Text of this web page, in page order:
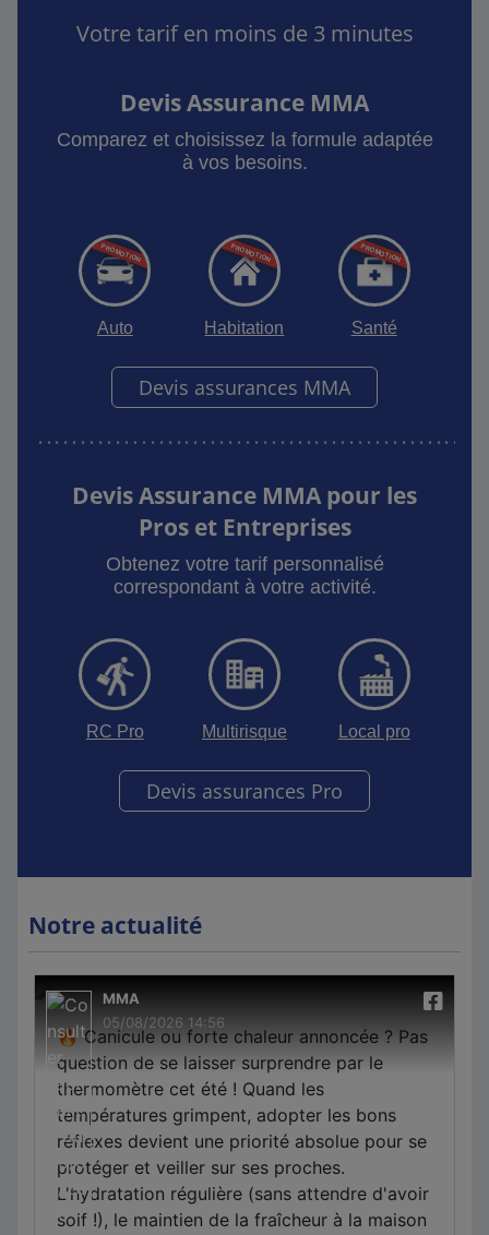
Votre tarif en moins de 3 minutes
Devis Assurance MMA
Comparez et choisissez la formule adaptée
à vos besoins.
Auto Habitation Santé
Devis assurances MMA
Devis Assurance MMA pour les
Pros et Entreprises
Obtenez votre tarif personnalisé
correspondant à votre activité.
RC Pro Multirisque Local pro
Devis assurances Pro
Notre actualité